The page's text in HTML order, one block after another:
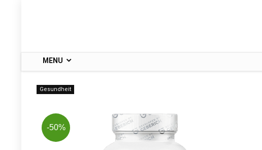
MENU
Gesundheit
-50%